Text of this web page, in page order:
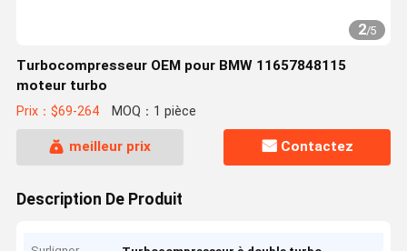
2/5
Turbocompresseur OEM pour BMW 11657848115
moteur turbo
Prix：$69-264 MOQ：1 pièce
meilleur prix Contactez
Description De Produit